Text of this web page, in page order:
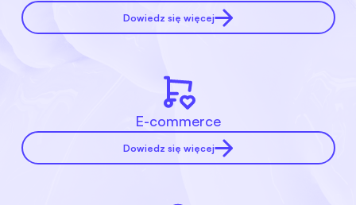
Dowiedz się więcej
E-commerce
Dowiedz się więcej